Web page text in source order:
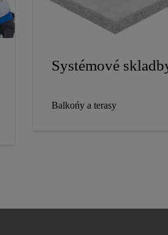
Systémové
Balkońy a terasy